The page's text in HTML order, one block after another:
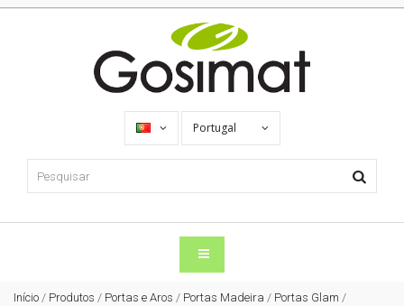
Portugal
Início / Produtos / Portas e Aros / Portas Madeira / Portas Glam /